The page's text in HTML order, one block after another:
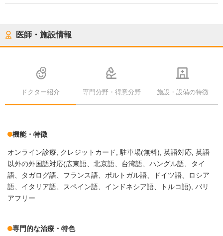
医師・施設情報
ドクター紹介 専門分野・得意分野 施設・設備の特徴
機能・特徴
オンライン診療 クレジットカード 駐車場(無料) 英語対応 英語
以外の外国語対応(広東語、北京語、台湾語、ハングル語、タイ
語、タガログ語、フランス語、ポルトガル語、ドイツ語、ロシア
語、イタリア語、スペイン語、インドネシア語、トルコ語) バリ
アフリー
専門的な治療・特色